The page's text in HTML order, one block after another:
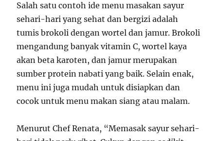
Salah satu contoh ide menu masakan sayur
sehari-hari yang sehat dan bergizi adalah
tumis brokoli dengan wortel dan jamur. Brokoli
mengandung banyak vitamin C, wortel kaya
akan beta karoten, dan jamur merupakan
sumber protein nabati yang baik. Selain enak,
menu ini juga mudah untuk disiapkan dan
cocok untuk menu makan siang atau malam.
Menurut Chef Renata, “Memasak sayur sehari-